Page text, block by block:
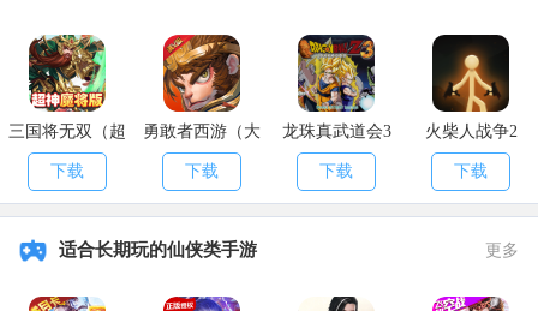
三国将无双（超
神魔将版）
下载
勇敢者西游（大
乱斗）
下载
龙珠真武道会3
下载
火柴人战争2
下载
适合长期玩的仙侠类手游 更多